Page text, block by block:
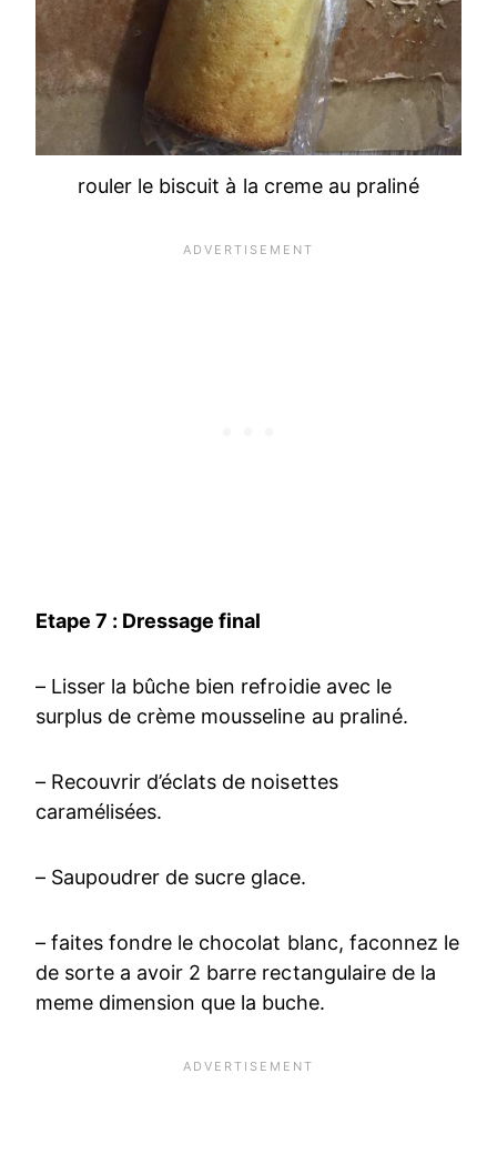
rouler le biscuit à la creme au praliné
Etape 7 : Dressage final
– Lisser la bûche bien refroidie avec le
surplus de crème mousseline au praliné.
– Recouvrir d’éclats de noisettes
caramélisées.
– Saupoudrer de sucre glace.
– faites fondre le chocolat blanc, faconnez le
de sorte a avoir 2 barre rectangulaire de la
meme dimension que la buche.